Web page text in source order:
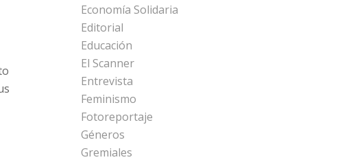
Economía Solidaria
Editorial
Educación
El Scanner
Entrevista
Feminismo
Fotoreportaje
Géneros
Gremiales